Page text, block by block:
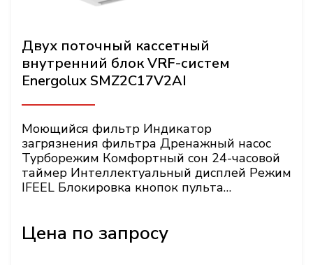
Двух поточный кассетный
внутренний блок VRF-систем
Energolux SMZ2C17V2AI
Моющийся фильтр Индикатор
загрязнения фильтра Дренажный насос
Турборежим Комфортный сон 24-часовой
таймер Интеллектуальный дисплей Режим
IFEEL Блокировка кнопок пульта